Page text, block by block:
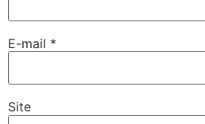
E-mail *
Site